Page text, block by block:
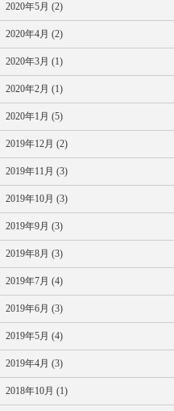
2020年5月 (2)
2020年4月 (2)
2020年3月 (1)
2020年2月 (1)
2020年1月 (5)
2019年12月 (2)
2019年11月 (3)
2019年10月 (3)
2019年9月 (3)
2019年8月 (3)
2019年7月 (4)
2019年6月 (3)
2019年5月 (4)
2019年4月 (3)
2018年10月 (1)